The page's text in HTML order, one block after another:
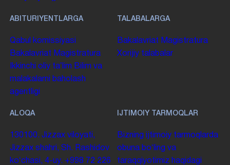
ABITURIYENTLARGA
Qabul komissiyasi
Bakalavriat Magistratura
Ikkinchi oliy taʼlim Bilim va
malakalarni baholash
agentligi
TALABALARGA
Bakalavriat Magistratura
Xorijiy talabalar
ALOQA
130100. Jizzax viloyati,
Jizzax shahri, Sh. Rashidov
koʻchasi, 4-uy. +998 72 226
IJTIMOIY TARMOQLAR
Bizning ijtimoiy tarmoqlarda
obuna boʻling va
taraqqiyotimiz haqidagi